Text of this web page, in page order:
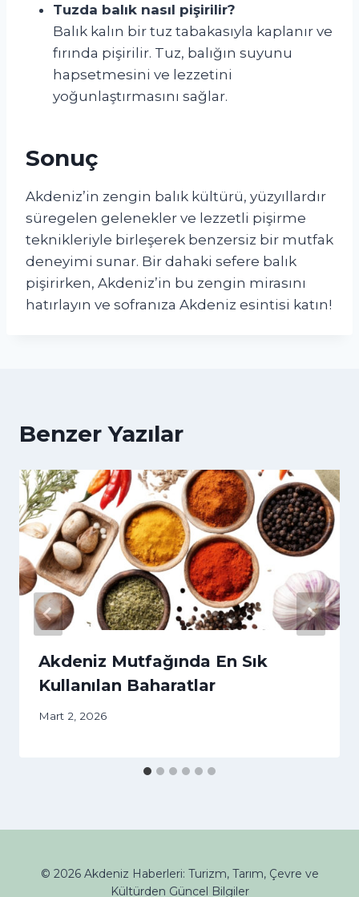
Tuzda balık nasıl pişirilir?
Balık kalın bir tuz tabakasıyla kaplanır ve
fırında pişirilir. Tuz, balığın suyunu
hapsetmesini ve lezzetini
yoğunlaştırmasını sağlar.
Sonuç
Akdeniz’in zengin balık kültürü, yüzyıllardır
süregelen gelenekler ve lezzetli pişirme
teknikleriyle birleşerek benzersiz bir mutfak
deneyimi sunar. Bir dahaki sefere balık
pişirirken, Akdeniz’in bu zengin mirasını
hatırlayın ve sofranıza Akdeniz esintisi katın!
Benzer Yazılar
Akdeniz Mutfağında En Sık
Kullanılan Baharatlar
Mart 2, 2026
© 2026 Akdeniz Haberleri: Turizm, Tarım, Çevre ve
Kültürden Güncel Bilgiler